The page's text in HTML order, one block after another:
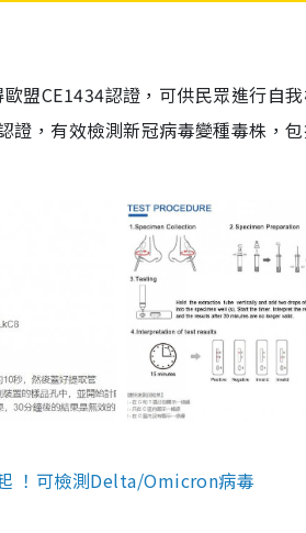
盟CE1434認證，可供民眾進行自
證，有效檢測新冠病毒變種毒株，
！可檢測Delta/Omicron病毒